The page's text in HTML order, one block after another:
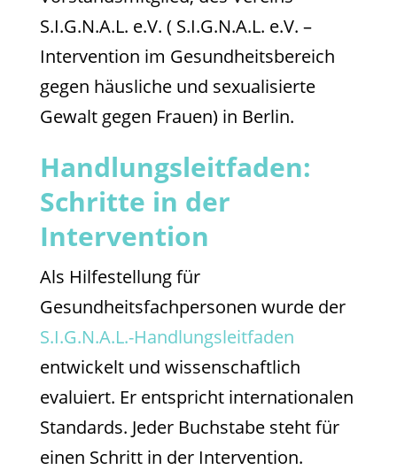
S.I.G.N.A.L. e.V. ( S.I.G.N.A.L. e.V. –
Intervention im Gesundheitsbereich
gegen häusliche und sexualisierte
Gewalt gegen Frauen) in Berlin.
Handlungsleitfaden:
Schritte in der
Intervention
Als Hilfestellung für
Gesundheitsfachpersonen wurde der
S.I.G.N.A.L.-Handlungsleitfaden
entwickelt und wissenschaftlich
evaluiert. Er entspricht internationalen
Standards. Jeder Buchstabe steht für
einen Schritt in der Intervention.